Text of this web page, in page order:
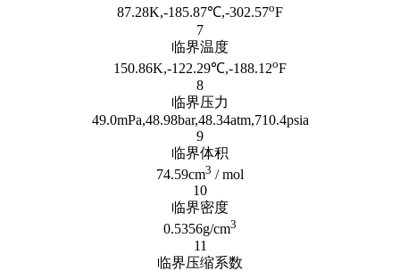
87.28K,-185.87℃,-302.57oF
7
临界温度
150.86K,-122.29℃,-188.12oF
8
临界压力
49.0mPa,48.98bar,48.34atm,710.4psia
9
临界体积
74.59cm3 / mol
10
临界密度
0.5356g/cm3
11
临界压缩系数